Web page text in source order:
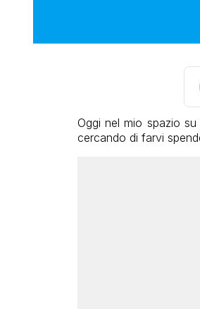
Oggi nel mio spazio
cercando di farvi